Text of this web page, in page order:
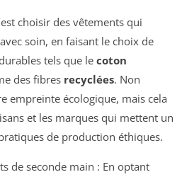
choisir des vêtements qui
soin, en faisant le choix de
tels que le coton
des fibres recyclées. Non
empreinte écologique, mais cela
et les marques qui mettent un
de production éthiques.
de seconde main : En optant